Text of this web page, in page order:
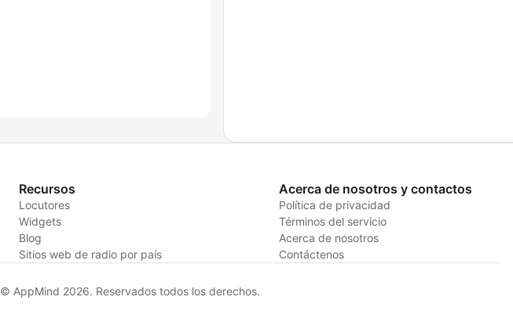
Recursos
Locutores
Widgets
Blog
Sitios web de radio por país
Acerca de nosotros y contactos
Política de privacidad
Términos del servicio
Acerca de nosotros
Contáctenos
© AppMind 2026. Reservados todos los derechos.